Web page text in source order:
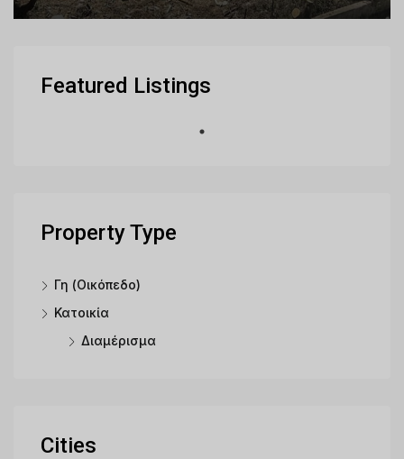
Featured Listings
Property Type
Γη (Οικόπεδο)
Κατοικία
Διαμέρισμα
Cities